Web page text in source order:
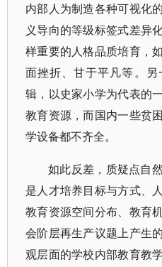
内部人为制造各种可视化
义导向的等级标签式差异
样重要的人格品质培育，
面挫折、甘于平凡等。
辑，以史家小学为代表的
教育资源，而国内一些贫
学设备都不齐全。
如此反差，质疑点自
是人才培养目标与方式、
教育资源空间分布、教育
会阶层再生产议题上产生
观层面的学校内部教育教